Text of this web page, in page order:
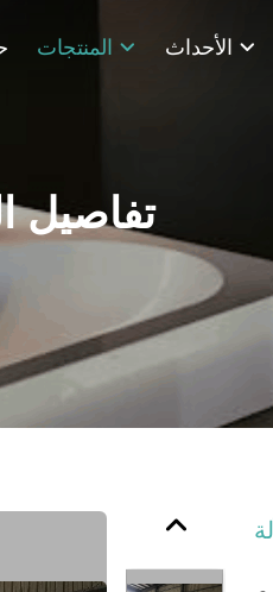
المنتجات الأحداث
تفاصيل